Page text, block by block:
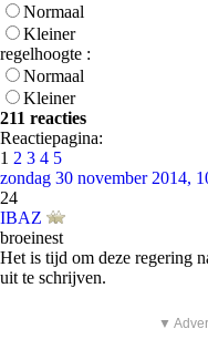
Normaal
Kleiner
regelhoogte :
Normaal
Kleiner
211 reacties
Reactiepagina:
1 2 3 4 5
zondag 30 november 2014,
24
IBAZ
broeinest
Het is tijd om deze regering
uit te schrijven.
▼